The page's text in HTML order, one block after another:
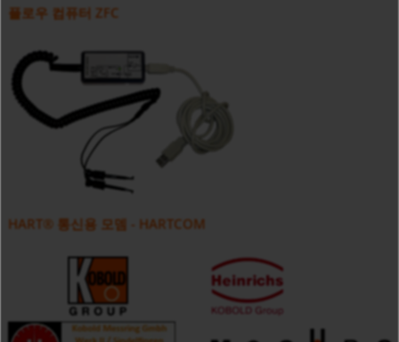
플로우 컴퓨터 ZFC
HART® 통신용 모뎀 - HARTCOM